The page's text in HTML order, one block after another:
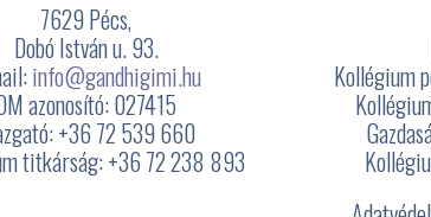
7629 Pécs,
Dobó István u. 93.
info@gandhigimi.hu
azonosító: 027415
+36 72 539 660
titkárság: +36 72 238 893
Kollégium